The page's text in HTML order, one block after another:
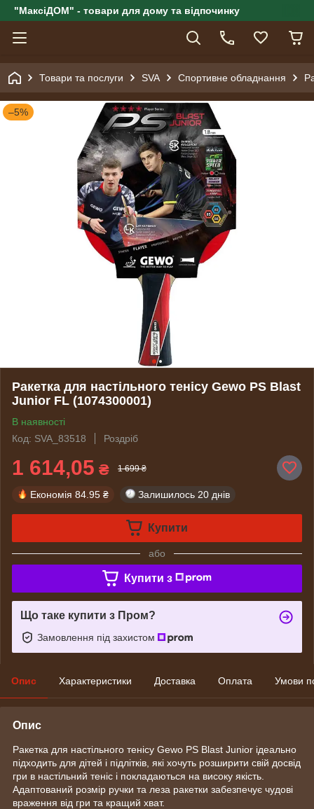
"МаксіДОМ" - товари для дому та відпочинку
Товари та послуги SVA Спортивне обладнання
–5%
Ракетка для настільного тенісу Gewo PS Blast
Junior FL (1074300001)
В наявності
Код: SVA_83518
Роздріб
1 614,05 ₴ 1 699 ₴
Економія 84.95 ₴ Залишилось 20 днів
Купити
або
Купити з
Що таке купити з Пром?
Замовлення під захистом
Опис Характеристики Доставка Оплата Умови
Опис
Ракетка для настільного тенісу Gewo PS Blast Junior ідеально
підходить для дітей і підлітків, які хочуть розширити свій досвід
гри в настільний теніс і покладаються на високу якість.
Адаптований розмір ручки та леза ракетки забезпечує чудові
враження від гри та кращий хват.